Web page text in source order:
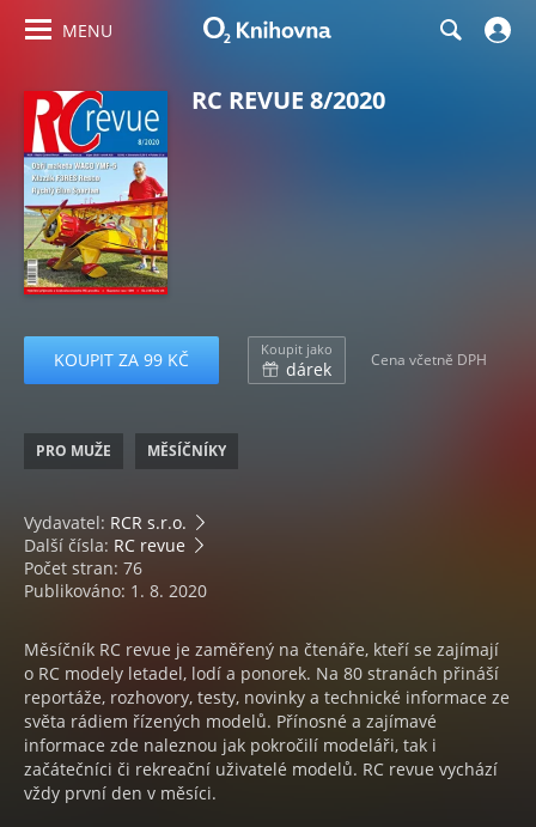
MENU
RC REVUE 8/2020
KOUPIT ZA 99 KČ Koupit jako
dárek Cena včetně DPH
PRO MUŽE MĚSÍČNÍKY
Vydavatel: RCR s.r.o.
Další čísla: RC revue
Počet stran: 76
Publikováno: 1. 8. 2020
Měsíčník RC revue je zaměřený na čtenáře, kteří se zajímají
o RC modely letadel, lodí a ponorek. Na 80 stranách přináší
reportáže, rozhovory, testy, novinky a technické informace ze
světa rádiem řízených modelů. Přínosné a zajímavé
informace zde naleznou jak pokročilí modeláři, tak i
začátečníci či rekreační uživatelé modelů. RC revue vychází
vždy první den v měsíci.